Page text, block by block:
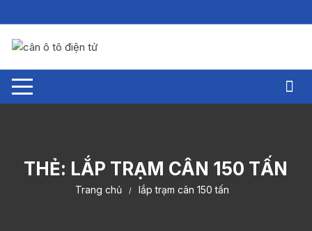
tới
nội
THẺ: LẮP TRẠM CÂN 150 TẤN
Trang chủ lắp trạm cân 150 tấn